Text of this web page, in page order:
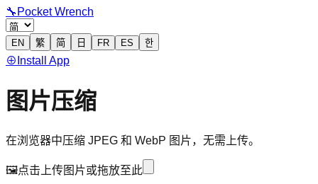
🔧 Pocket Wrench
EN 繁 简 日 FR ES 한
⊕ Install App
图片压缩
在浏览器中压缩 JPEG 和 WebP 图片，无需上传。
🖼️点击上传图片或拖放至此